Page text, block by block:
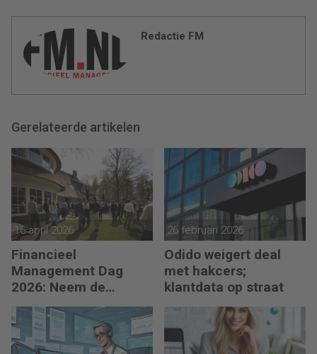
Redactie FM
Gerelateerde artikelen
16 april 2026
Financieel
Management Dag
2026: Neem de
toekomst in eigen
hand
26 februari 2026
Odido weigert deal
met hakcers;
klantdata op straat